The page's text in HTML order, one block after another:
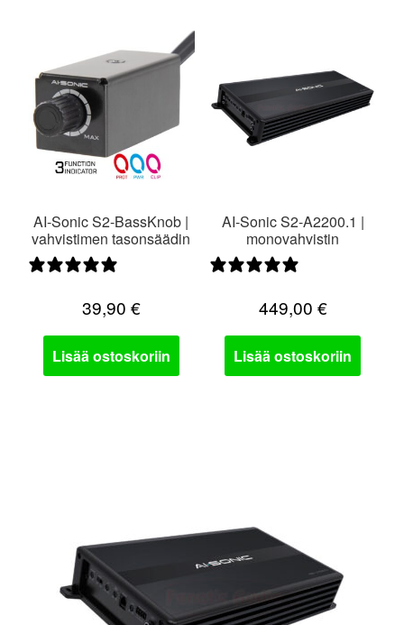
AI-Sonic S2-BassKnob |
vahvistimen tasonsäädin
39,90 €
Lisää ostoskoriin
AI-Sonic S2-A2200.1 |
monovahvistin
449,00 €
Lisää ostoskoriin